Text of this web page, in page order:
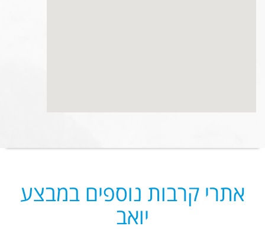
אתרי קרבות נוספים במבצע
יואב